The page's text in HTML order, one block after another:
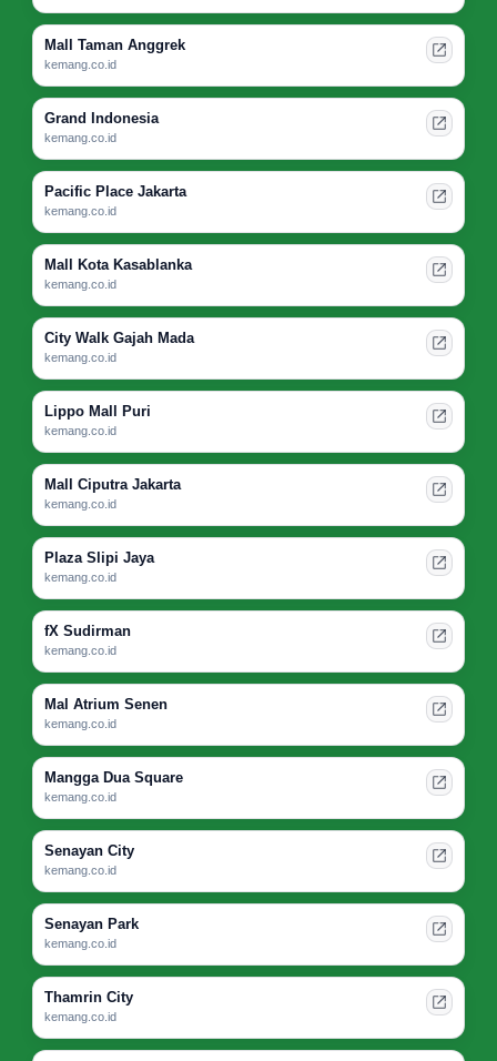
Mall Taman Anggrek
kemang.co.id
Grand Indonesia
kemang.co.id
Pacific Place Jakarta
kemang.co.id
Mall Kota Kasablanka
kemang.co.id
City Walk Gajah Mada
kemang.co.id
Lippo Mall Puri
kemang.co.id
Mall Ciputra Jakarta
kemang.co.id
Plaza Slipi Jaya
kemang.co.id
fX Sudirman
kemang.co.id
Mal Atrium Senen
kemang.co.id
Mangga Dua Square
kemang.co.id
Senayan City
kemang.co.id
Senayan Park
kemang.co.id
Thamrin City
kemang.co.id